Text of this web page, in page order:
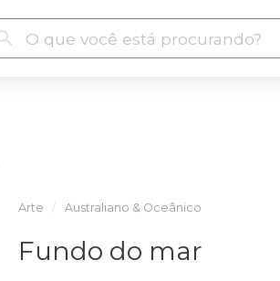
Arte Australiano & Oceânico
Fundo do mar